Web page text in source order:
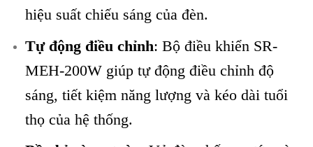
hiệu suất chiếu sáng của đèn.
Tự động điều chỉnh: Bộ điều khiển SR-
MEH-200W giúp tự động điều chỉnh độ
sáng, tiết kiệm năng lượng và kéo dài tuổi
thọ của hệ thống.